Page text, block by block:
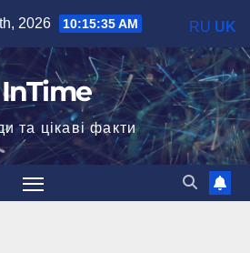
2026 10:15:37 AM
InTime
та цікаві факти
RU UK